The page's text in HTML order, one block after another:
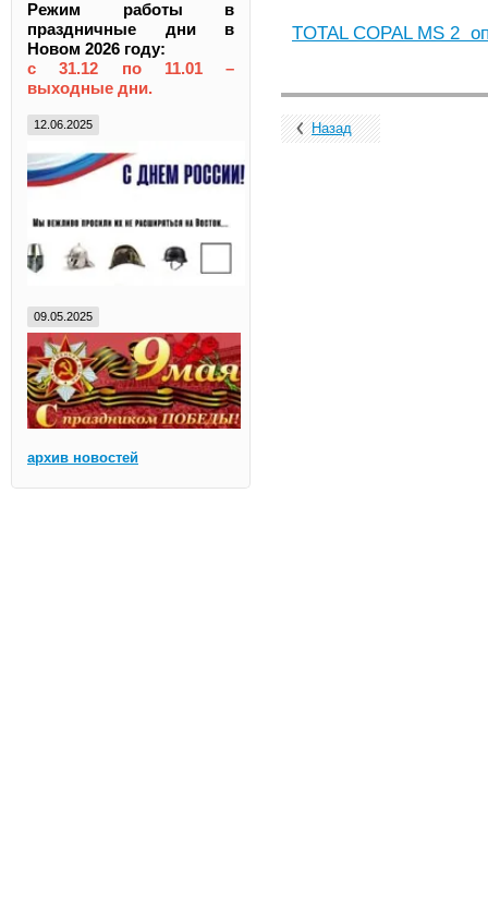
Режим работы в
праздничные дни в
Новом 2026 году:
с 31.12 по 11.01 –
выходные дни.
12.06.2025
09.05.2025
архив новостей
TOTAL COPAL MS 2
Назад